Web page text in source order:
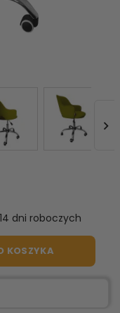

dni roboczych
KOSZYKA